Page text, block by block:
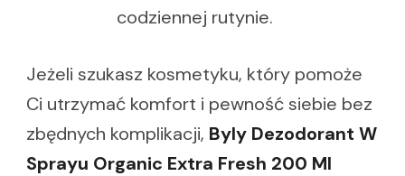
codziennej rutynie.
Jeżeli szukasz kosmetyku, który pomoże
Ci utrzymać komfort i pewność siebie bez
zbędnych komplikacji, Byly Dezodorant W
Sprayu Organic Extra Fresh 200 Ml